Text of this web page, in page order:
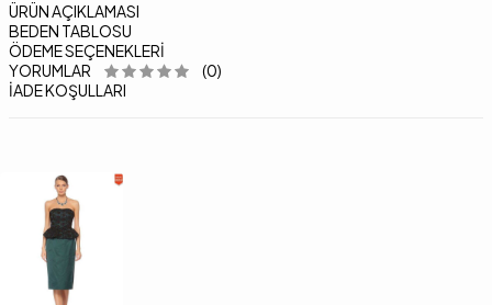
ÜRÜN AÇIKLAMASI
BEDEN TABLOSU
ÖDEME SEÇENEKLERI
YORUMLAR
(0)
İADE KOŞULLARI